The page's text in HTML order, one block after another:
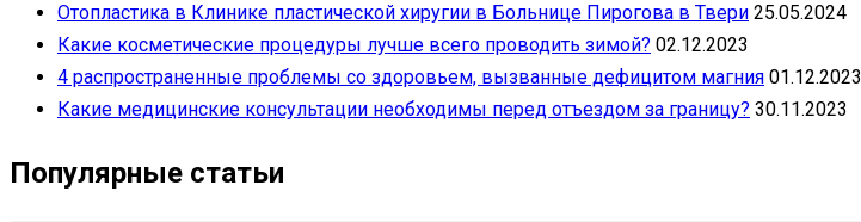
Отопластика в Клинике пластической хиругии в Больнице Пирогова в Твери 25.05.2024
Какие косметические процедуры лучше всего проводить зимой? 02.12.2023
4 распространенные проблемы со здоровьем, вызванные дефицитом магния 01.12.2023
Какие медицинские консультации необходимы перед отъездом за границу? 30.11.2023
Популярные статьи